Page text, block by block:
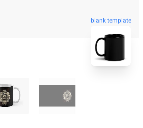
blank template